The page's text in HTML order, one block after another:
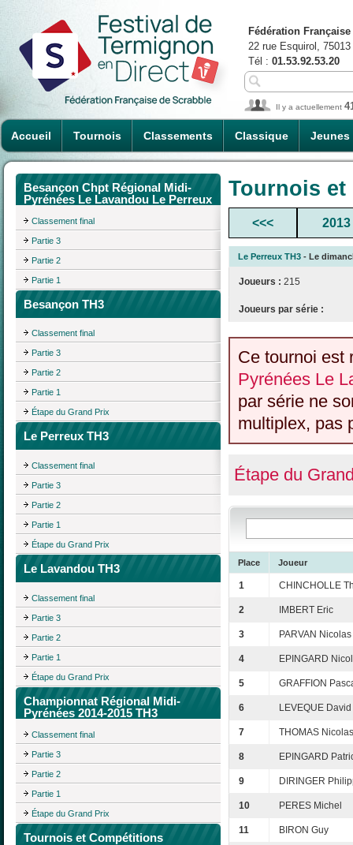
Accueil Tournois Classements Classique Jeunes
Fédération
22 rue Esquirol,
Tél : 01.53.92.53.20
Il y a actuellement
Besançon Chpt Régional Midi-
Pyrénées Le Lavandou Le Perreux
Classement final
Partie 3
Partie 2
Partie 1
Besançon TH3
Classement final
Partie 3
Partie 2
Partie 1
Étape du Grand Prix
Le Perreux TH3
Classement final
Partie 3
Partie 2
Partie 1
Étape du Grand Prix
Le Lavandou TH3
Classement final
Partie 3
Partie 2
Partie 1
Étape du Grand Prix
Championnat Régional Midi-
Pyrénées 2014-2015 TH3
Classement final
Partie 3
Partie 2
Partie 1
Étape du Grand Prix
Tournois et Compétitions
Tournois
<<< 2013
Le Perreux TH3 - Le
Joueurs : 215
Joueurs par série :
Ce tournoi est
Pyrénées Le
par série ne
multiplex, pas
Étape du
Place Joueur
1 CHINCHOLLE
2 IMBERT Eric
3 PARVAN Nicolas
4 EPINGARD
5 GRAFFION
6 LEVEQUE David
7 THOMAS Nicolas
8 EPINGARD
9 DIRINGER
10 PERES Michel
11 BIRON Guy